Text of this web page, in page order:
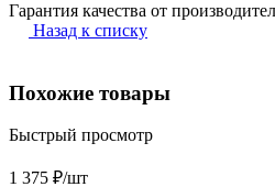
Гарантия качества от
Назад к списку
Похожие товары
Быстрый просмотр
1 375 ₽/шт